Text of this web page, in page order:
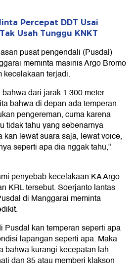
Percepat DDT Usai
Usah Tunggu KNKT
pusat pengendali (Pusdal)
meminta masinis Argo Bromo
kecelakaan terjadi.
dari jarak 1.300 meter
bahwa di depan ada temperan
pengereman, cuma karena
tidak tahu yang sebenarnya
kan lewat suara saja, lewat voice,
seperti apa dia nggak tahu,"
penyebab kecelakaan KA Argo
KRL tersebut. Soerjanto lantas
di Manggarai meminta
Pusdal kan temperan seperti apa
lapangan seperti apa. Maka
bahwa kurangi kecepatan lah
dan 35 atau memberi klakson